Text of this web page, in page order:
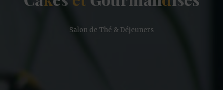
Salon de Thé & Déjeuners